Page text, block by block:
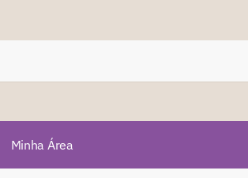
Minha Área